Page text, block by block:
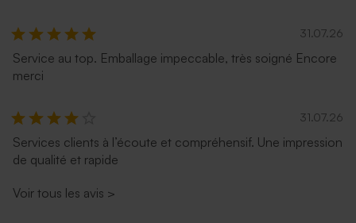
Enveloppe naissance
lavande
31.07.26
Service au top. Emballage impeccable, très soigné Encore
merci
31.07.26
Services clients à l’écoute et compréhensif. Une impression
de qualité et rapide
Voir tous les avis >